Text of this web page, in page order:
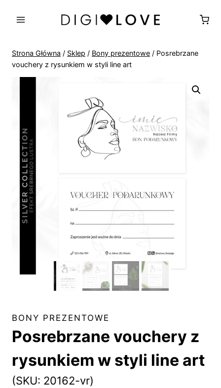
Strona Główna / Sklep / Bony prezentowe / Posrebrzane
vouchery z rysunkiem w styli line art
BONY PREZENTOWE
Posrebrzane vouchery z
rysunkiem w styli line art
(SKU: 20162-vr)